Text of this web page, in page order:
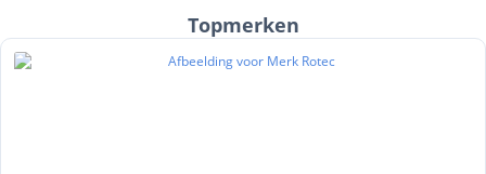
Topmerken